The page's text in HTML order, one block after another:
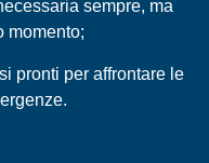
sempre, ma
momento;
pronti per affrontare le